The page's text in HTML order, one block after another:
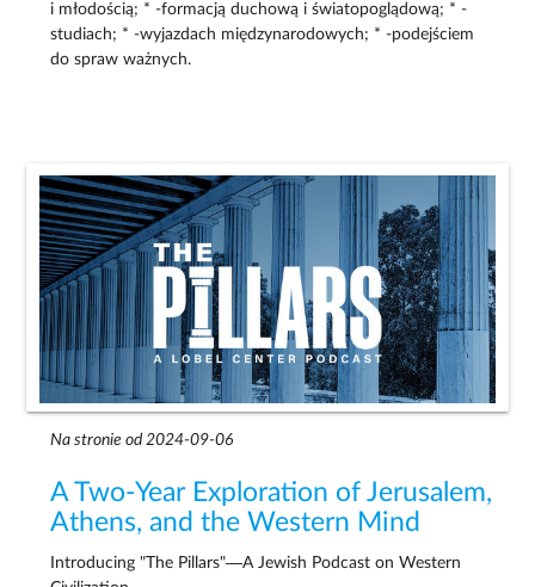
i młodością; * -formacją duchową i światopoglądową; * -
studiach; * -wyjazdach międzynarodowych; * -podejściem
do spraw ważnych.
Na stronie od 2024-09-06
A Two-Year Exploration of Jerusalem,
Athens, and the Western Mind
Introducing "The Pillars"—A Jewish Podcast on Western